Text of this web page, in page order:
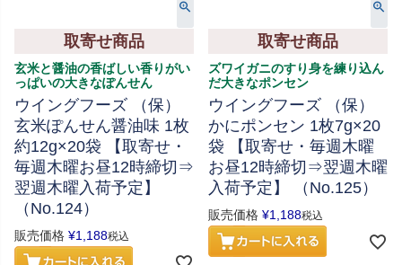
取寄せ商品
玄米と醤油の香ばしい香りがい
っぱいの大きなぽんせん
ウイングフーズ （保）
玄米ぽんせん醤油味 1枚
約12g×20袋 【取寄せ・
毎週木曜お昼12時締切⇒
翌週木曜入荷予定】
（No.124）
販売価格 ¥1,188税込
取寄せ商品
ズワイガニのすり身を練り込ん
だ大きなポンセン
ウイングフーズ （保）
かにポンセン 1枚7g×20
袋 【取寄せ・毎週木曜
お昼12時締切⇒翌週木曜
入荷予定】 （No.125）
販売価格 ¥1,188税込